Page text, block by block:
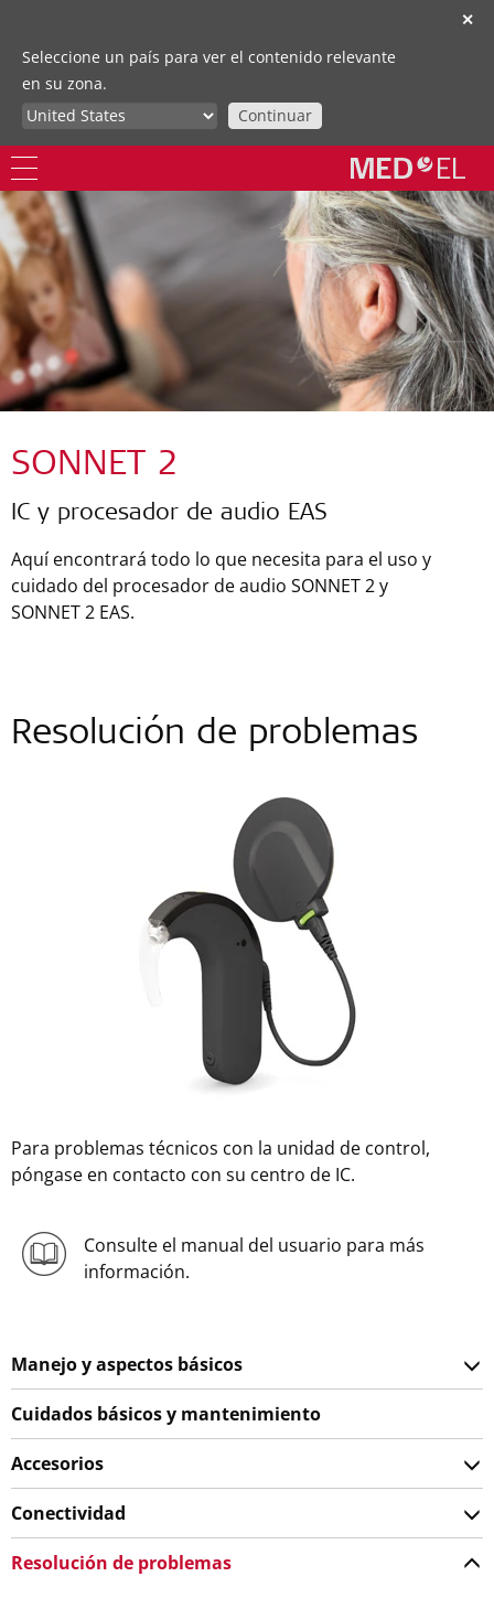
✕
Seleccione un país para ver el contenido relevante
en su zona.
Continuar
SONNET 2
IC y procesador de audio EAS
Aquí encontrará todo lo que necesita para el uso y
cuidado del procesador de audio SONNET 2 y
SONNET 2 EAS.
Resolución de problemas
Para problemas técnicos con la unidad de control,
póngase en contacto con su centro de IC.
Consulte el manual del usuario para más
información.
Manejo y aspectos básicos
Cuidados básicos y mantenimiento
Accesorios
Conectividad
Resolución de problemas